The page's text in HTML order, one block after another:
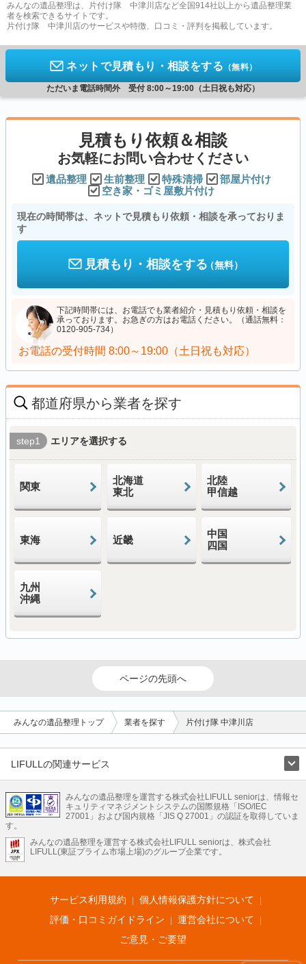
みんなの遺品整理は、片付け隊 中津川店など全国914社以上から遺品整理業
者を検索できるサイトです。
片付け隊 中津川店のサービスや特徴、口コミ・評判を掲載しています。
ネットで見積もり・相談をする （無料）
ただいま電話時間外 受付 8:00～19:00（土日祝も対応）
見積もり依頼＆相談
お気軽にお問い合わせください
遺品整理 生前整理 特殊清掃
部屋片付け
空き家・ゴミ屋敷片付け
現在の時間帯は、ネットで見積もり依頼・相談を承っておりま
す
見積もり・相談をする（無料）
下記時間帯には、お電話でも業者紹介・見積もり依頼・相談を
承っております。お急ぎの方はお電話ください。（通話無料：
0120-905-734）
お電話の受付時間 8:00～19:00（土日祝も対応）
都道府県から業者を探す
step1 エリアを選択する
関東
北海道
東北
北陸
甲信越
東海 近畿
中国
四国
九州
沖縄
ページの先頭へ
みんなの遺品整理トップ 業者を探す 片付け隊 中津川店
LIFULLの関連サービス
不動産・住宅
引越し 老人ホーム 地方創生 ママの就労支援
不動産クラウドファンディング 遺品整理 老後の暮らし情報
LIFULL HOME'Sのサービス
不動産・住宅
不動産査定 マンション専門売却査定 不動産投資 アドバイザー
不動産アーカイブ
空き家バンク 家賃相場 不動産会社
まちむすび
不動産用語集 住まいのお役立ち情報
LIFULL HOME'S PRESS
アプリ 不動産データ 不動産転職
みんなの遺品整理を運営する株式会社LIFULL seniorは、情報セ
キュリティマネジメントシステムの国際規格「ISO/IEC
27001」および国内規格「JIS Q 27001」の認証を取得していま
す。
みんなの遺品整理を運営する株式会社LIFULL seniorは、株式会社
LIFULL(東証プライム市場上場)のグループ企業です。
サービス利用規約
個人情報保護方針について
評価・口コミガイドライン
運営会社について
ご意見・ご要望